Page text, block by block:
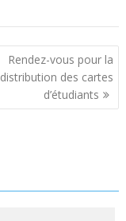
Rendez-vous pour la
distribution des cartes
d’étudiants